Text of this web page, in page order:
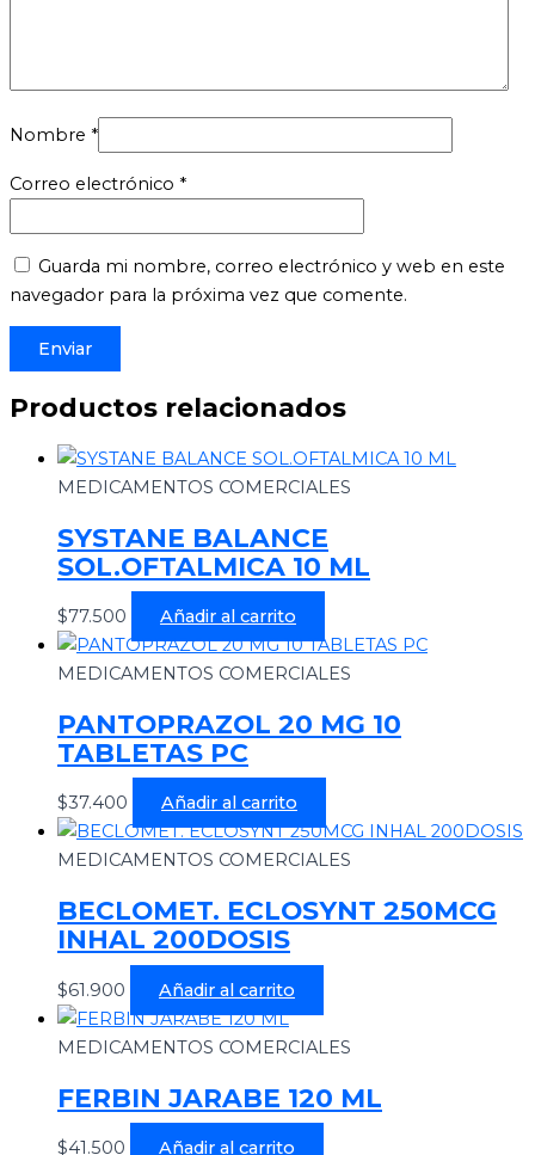
Nombre *
Correo electrónico *
Guarda mi nombre, correo electrónico y web en este
navegador para la próxima vez que comente.
Productos relacionados
MEDICAMENTOS COMERCIALES
SYSTANE BALANCE
SOL.OFTALMICA 10 ML
$77.500 Añadir al carrito
MEDICAMENTOS COMERCIALES
PANTOPRAZOL 20 MG 10
TABLETAS PC
$37.400 Añadir al carrito
MEDICAMENTOS COMERCIALES
BECLOMET. ECLOSYNT 250MCG
INHAL 200DOSIS
$61.900 Añadir al carrito
MEDICAMENTOS COMERCIALES
FERBIN JARABE 120 ML
$41.500 Añadir al carrito